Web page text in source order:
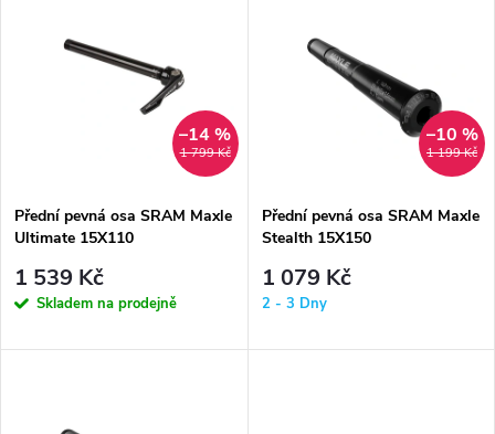
p
r
o
s
p
r
o
1 799 Kč
–14 %
Přední pevná osa SRAM Maxle
Ultimate 15X110
1 539 Kč
Skladem na prodejně
1 199 Kč
–10 %
Přední pevná osa SRAM Maxle
Stealth 15X150
1 079 Kč
2 - 3 Dny